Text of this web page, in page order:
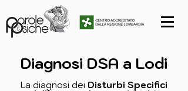
Diagnosi DSA a Lodi
La diagnosi dei Disturbi Specifici